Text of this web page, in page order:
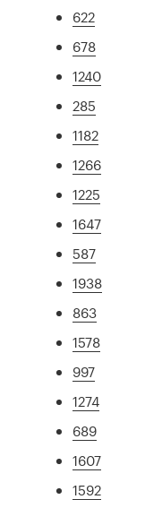
622
678
1240
285
1182
1266
1225
1647
587
1938
863
1578
997
1274
689
1607
1592